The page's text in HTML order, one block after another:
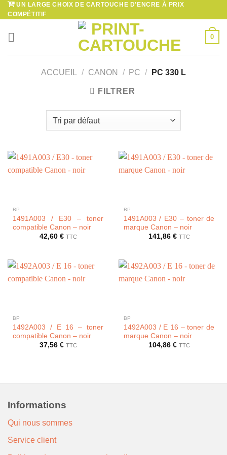
Passer
au
contenu
UN LARGE CHOIX DE CARTOUCHE D'ENCRE À PRIX
COMPÉTITIF
0
ACCUEIL / CANON / PC / PC 330 L
FILTRER
BP
1491A003 / E30 – toner
compatible Canon – noir
42,60 € TTC
BP
1491A003 / E30 – toner de
marque Canon – noir
141,86 € TTC
BP
1492A003 / E 16 – toner
compatible Canon – noir
37,56 € TTC
BP
1492A003 / E 16 – toner de
marque Canon – noir
104,86 € TTC
Informations
Qui nous sommes
Service client